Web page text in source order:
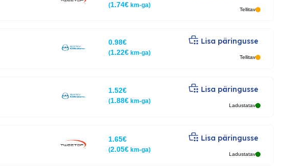
(1.74€km-ga)
Tellitav
0.98€
(1.22€km-ga)
Lisa päringusse
Tellitav
1.52€
(1.88€km-ga)
Lisa päringusse
Ladustatav
1.65€
(2.05€km-ga)
Lisa päringusse
Ladustatav